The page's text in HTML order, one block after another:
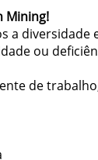
Mining!
a diversidade
ou
de